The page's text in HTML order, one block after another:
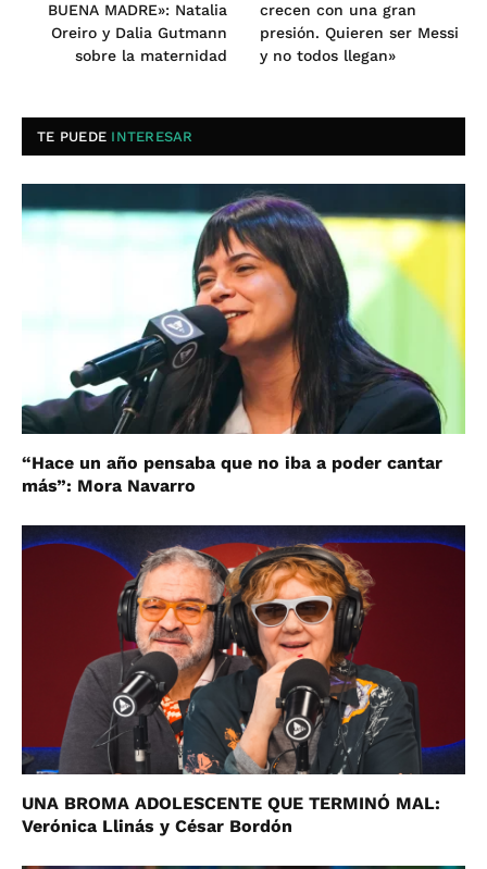
BUENA MADRE»: Natalia
Oreiro y Dalia Gutmann
sobre la maternidad
crecen con una gran
presión. Quieren ser Messi
y no todos llegan»
TE PUEDE INTERESAR
“Hace un año pensaba que no iba a poder cantar
más”: Mora Navarro
UNA BROMA ADOLESCENTE QUE TERMINÓ MAL:
Verónica Llinás y César Bordón